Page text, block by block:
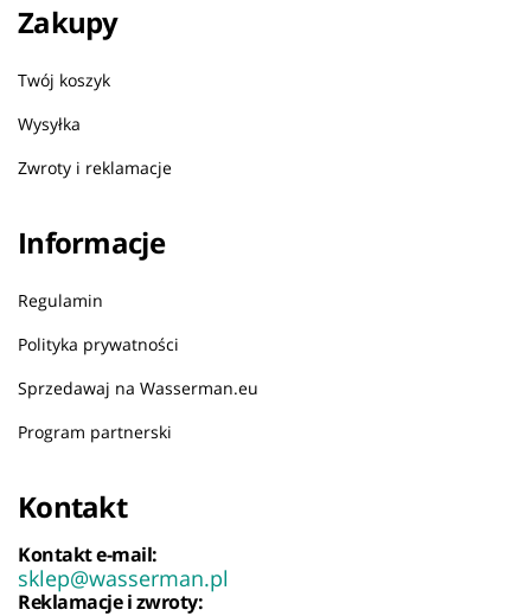
Zakupy
Twój koszyk
Wysyłka
Zwroty i reklamacje
Informacje
Regulamin
Polityka prywatności
Sprzedawaj na Wasserman.eu
Program partnerski
Kontakt
Kontakt e-mail:
sklep@wasserman.pl
Reklamacje i zwroty: